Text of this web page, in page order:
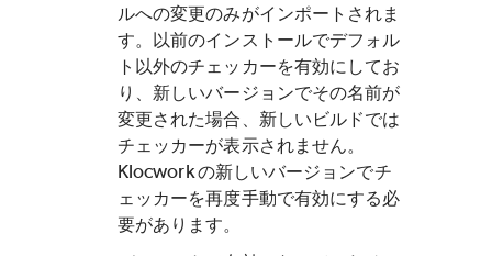
ルへの変更のみがインポートされま
す。以前のインストールでデフォル
ト以外のチェッカーを有効にしてお
り、新しいバージョンでその名前が
変更された場合、新しいビルドでは
チェッカーが表示されません。
Klocworkの新しいバージョンでチ
ェッカーを再度手動で有効にする必
要があります。